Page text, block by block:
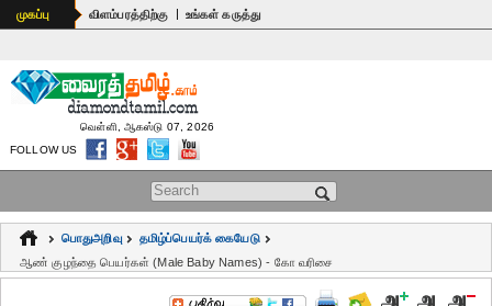
முகப்பு விளம்பரத்திற்கு | உங்கள் கருத்து
Search form
வெள்ளி, ஆகஸ்டு 07, 2026
FOLLOW US
பொதுஅறிவு
தமிழ்ப்பெயர்க் கையேடு
ஆண் குழந்தை பெயர்கள் (Male Baby Names) - கோ வரிசை